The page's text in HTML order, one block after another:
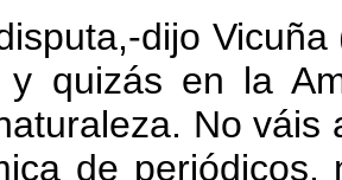
dijo Vicuña
y quizás en la
No váis
de